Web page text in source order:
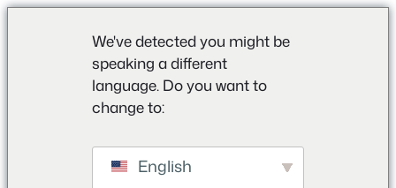
We've detected you might be
speaking a different
language. Do you want to
change to:
English